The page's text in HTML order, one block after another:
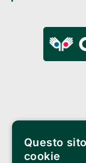
Questo
cookie